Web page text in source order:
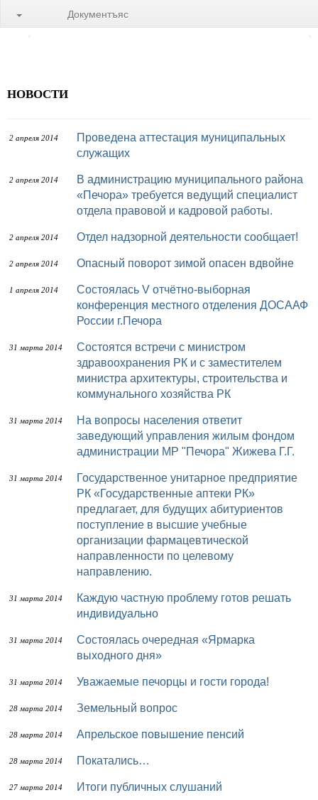
Документъяс
НОВОСТИ
2 апреля 2014
Проведена аттестация муниципальных
служащих
2 апреля 2014
В администрацию муниципального района
«Печора» требуется ведущий специалист
отдела правовой и кадровой работы.
2 апреля 2014 Отдел надзорной деятельности сообщает!
2 апреля 2014 Опасный поворот зимой опасен вдвойне
1 апреля 2014
Состоялась V отчётно-выборная
конференция местного отделения ДОСААФ
России г.Печора
31 марта 2014
Состоятся встречи с министром
здравоохранения РК и с заместителем
министра архитектуры, строительства и
коммунального хозяйства РК
31 марта 2014
На вопросы населения ответит
заведующий управления жилым фондом
администрации МР "Печора" Жижева Г.Г.
31 марта 2014
Государственное унитарное предприятие
РК «Государственные аптеки РК»
предлагает, для будущих абитуриентов
поступление в высшие учебные
организации фармацевтической
направленности по целевому
направлению.
31 марта 2014
Каждую частную проблему готов решать
индивидуально
31 марта 2014
Состоялась очередная «Ярмарка
выходного дня»
31 марта 2014 Уважаемые печорцы и гости города!
28 марта 2014 Земельный вопрос
28 марта 2014 Апрельское повышение пенсий
28 марта 2014 Покатались…
27 марта 2014 Итоги публичных слушаний